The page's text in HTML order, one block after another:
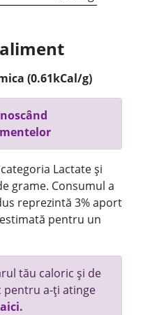
(0.61kCal/g)
Lactate și
grame. Consumul a
reprezintă 3% aport
pentru un
tău caloric și de
pentru a-ți atinge